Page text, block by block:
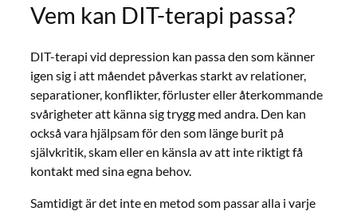
Vem kan DIT-terapi passa?
DIT-terapi vid depression kan passa den som känner
igen sig i att måendet påverkas starkt av relationer,
separationer, konflikter, förluster eller återkommande
svårigheter att känna sig trygg med andra. Den kan
också vara hjälpsam för den som länge burit på
självkritik, skam eller en känsla av att inte riktigt få
kontakt med sina egna behov.
Samtidigt är det inte en metod som passar alla i varje